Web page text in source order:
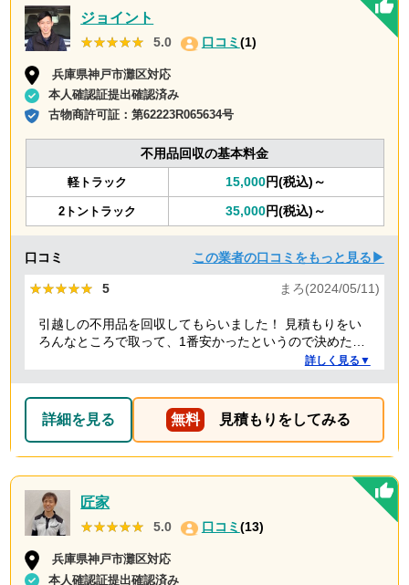
ジョイント
★★★★★
★★★★★ 5.0 口コミ(1)
兵庫県神戸市灘区対応
本人確認証提出確認済み
古物商許可証：第62223R065634号
不用品回収の基本料金
軽トラック 15,000円(税込)～
2トントラック 35,000円(税込)～
口コミ この業者の口コミをもっと見る▶
★★★★★
★★★★★ 5 まろ(2024/05/11)
引越しの不用品を回収してもらいました！ 見積もりをい
ろんなところで取って、1番安かったというので決めたの
ですが、 対応や話し方も、丁寧で優しく、 作業自体も素
回収の時は料金しようと思いました！
詳しく見る▼
詳細を見る 無料 見積もりをしてみる
匠家
★★★★★
★★★★★ 5.0 口コミ(13)
兵庫県神戸市灘区対応
本人確認証提出確認済み